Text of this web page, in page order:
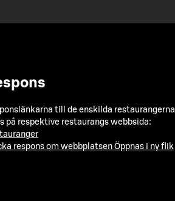
till de enskilda restaurangerna
på respektive restaurangs webbsida:
respons om webbplatsen Öppnas i ny flik